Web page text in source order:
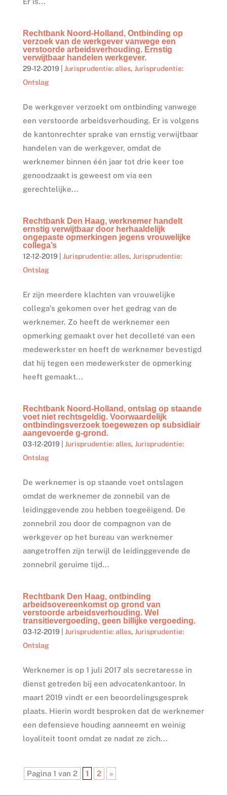
Rechtbank Noord-Holland, Ontbinding op
verzoek van de werkgever vanwege een
verstoorde arbeidsverhouding. Ernstig
verwijtbaar handelen werkgever.
29-12-2019| Jurisprudentie: alles, Jurisprudentie:
Ontslag
De werkgever verzoekt om ontbinding vanwege
een verstoorde arbeidsverhouding. Er is volgens
de kantonrechter sprake van ernstig verwijtbaar
handelen van de werkgever, omdat de
werknemer binnen één jaar tot drie keer toe
genoodzaakt is geweest om via een
gerechtelijke...
Rechtbank Den Haag, werknemer handelt
ernstig verwijtbaar door herhaaldelijk
ongepaste opmerkingen jegens vrouwelijke
collega’s
12-12-2019| Jurisprudentie: alles, Jurisprudentie:
Ontslag
Er zijn meerdere klachten van vrouwelijke
collega’s gekomen over het gedrag van de
werknemer. Zo heeft de werknemer een
opmerking gemaakt over het decolleté van een
medewerkster en heeft de werknemer bevestigd
dat hij tegen een medewerkster de opmerking
heeft gemaakt...
Rechtbank Noord-Holland, ontslag op staande
voet niet rechtsgeldig. Voorwaardelijk
ontbindingsverzoek toegewezen op subsidiair
aangevoerde g-grond.
03-12-2019| Jurisprudentie: alles, Jurisprudentie:
Ontslag
De werknemer is op staande voet ontslagen
omdat de werknemer de zonnebil van de
leidinggevende zou hebben toegeëigend. De
zonnebril zou door de compagnon van de
werkgever op het bureau van werknemer
aangetroffen zijn terwijl de leidinggevende de
zonnebril geruime tijd...
Rechtbank Den Haag, ontbinding
arbeidsovereenkomst op grond van
verstoorde arbeidsverhouding. Wel
transitievergoeding, geen billijke vergoeding.
03-12-2019| Jurisprudentie: alles, Jurisprudentie:
Ontslag
Werknemer is op 1 juli 2017 als secretaresse in
dienst getreden bij een advocatenkantoor. In
maart 2019 vindt er een beoordelingsgesprek
plaats. Hierin wordt besproken dat de werknemer
een defensieve houding aanneemt en weinig
loyaliteit toont omdat ze nadat ze zich...
Pagina 1 van 2 1 2 »